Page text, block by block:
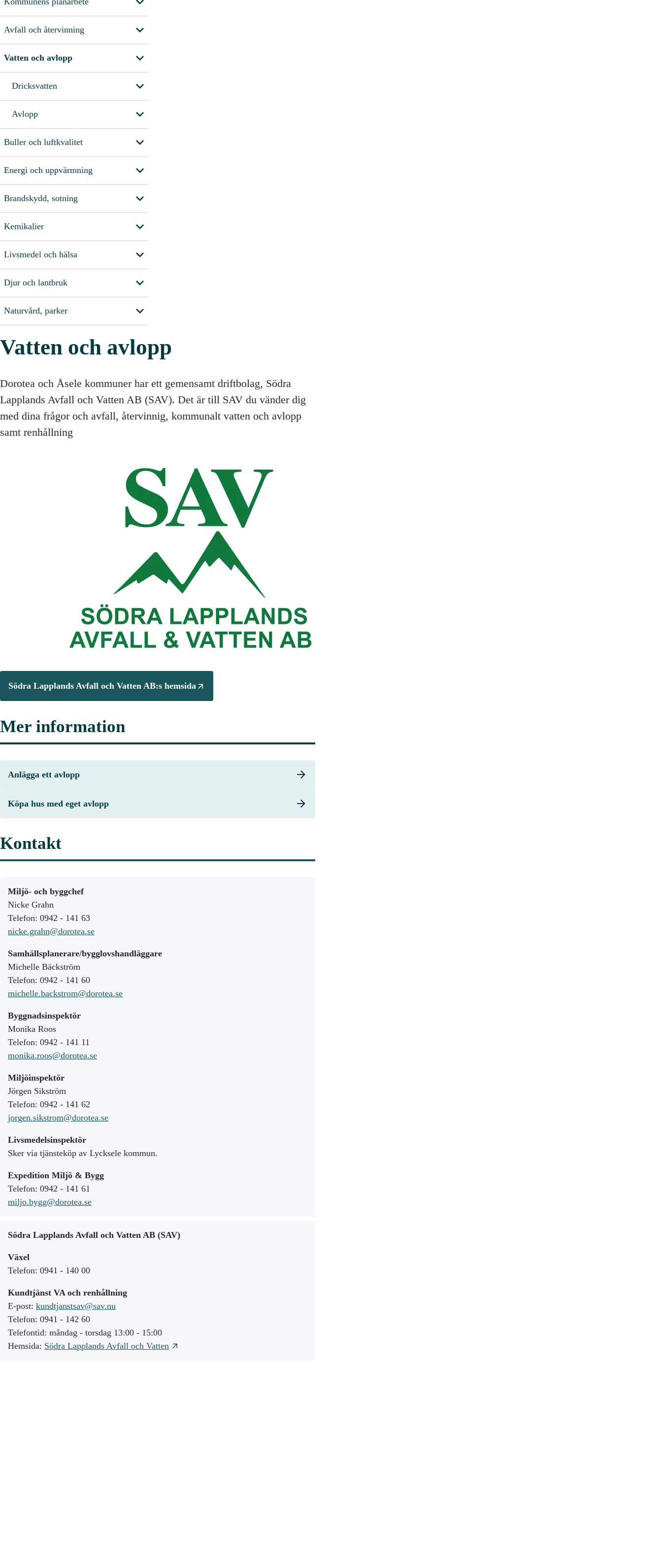
Avfall och återvinning
Vatten och avlopp
Dricksvatten
Avlopp
Buller och luftkvalitet
Energi och uppvärmning
Brandskydd, sotning
Kemikalier
Livsmedel och hälsa
Djur och lantbruk
Naturvård, parker
Vatten och avlopp
Dorotea och Åsele kommuner har ett gemensamt driftbolag, Södra
Lapplands Avfall och Vatten AB (SAV). Det är till SAV du vänder dig
med dina frågor och avfall, återvinnig, kommunalt vatten och avlopp
samt renhållning
Södra Lapplands Avfall och Vatten AB:s hemsida
Mer information
Anlägga ett avlopp
Köpa hus med eget avlopp
Kontakt
Miljö- och byggchef
Nicke Grahn
Telefon: 0942 - 141 63
nicke.grahn@dorotea.se
Samhällsplanerare/bygglovshandläggare
Michelle Bäckström
Telefon: 0942 - 141 60
michelle.backstrom@dorotea.se
Byggnadsinspektör
Monika Roos
Telefon: 0942 - 141 11
monika.roos@dorotea.se
Miljöinspektör
Jörgen Sikström
Telefon: 0942 - 141 62
jorgen.sikstrom@dorotea.se
Livsmedelsinspektör
Sker via tjänsteköp av Lycksele kommun.
Expedition Miljö & Bygg
Telefon: 0942 - 141 61
miljo.bygg@dorotea.se
Södra Lapplands Avfall och Vatten AB (SAV)
Växel
Telefon: 0941 - 140 00
Kundtjänst VA och renhållning
E-post: kundtjanstsav@sav.nu
Telefon: 0941 - 142 60
Telefontid: måndag - torsdag 13:00 - 15:00
Hemsida: Södra Lapplands Avfall och Vatten